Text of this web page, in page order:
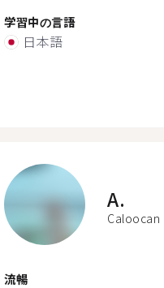
学習中の言語
日本語
A.
Caloocan
流暢